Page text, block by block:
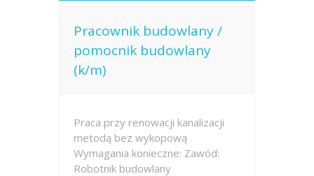
Pracownik budowlany /
pomocnik budowlany
(k/m)
Praca przy renowacji kanalizacji
metodą bez wykopową
Wymagania konieczne: Zawód:
Robotnik budowlany